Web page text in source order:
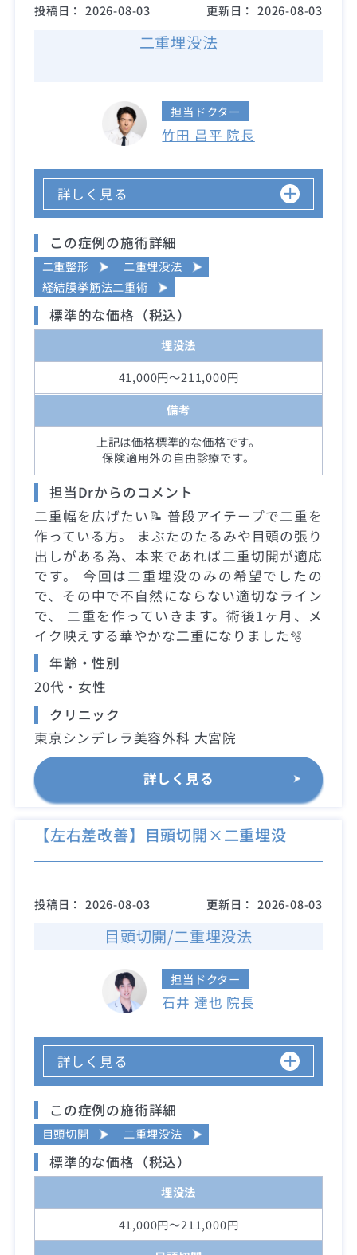
投稿日： 2026-08-03 更新日： 2026-08-03
二重埋没法
担当ドクター
竹田 昌平 院長
詳しく見る
この症例の施術詳細
二重整形
二重埋没法
経結膜挙筋法二重術
標準的な価格（税込）
埋没法
41,000円～211,000円
備考
上記は価格標準的な価格です。
保険適用外の自由診療です。
担当Drからのコメント
二重幅を広げたい📝 普段アイテープで二重を
作っている方。 まぶたのたるみや目頭の張り
出しがある為、本来であれば二重切開が適応
です。 今回は二重埋没のみの希望でしたの
で、その中で不自然にならない適切なライン
で、 二重を作っていきます。術後1ヶ月、メ
イク映えする華やかな二重になりました🫧
年齢・性別
20代・女性
クリニック
東京シンデレラ美容外科 大宮院
詳しく見る
【左右差改善】目頭切開×二重埋没
投稿日： 2026-08-03 更新日： 2026-08-03
目頭切開/二重埋没法
担当ドクター
石井 達也 院長
詳しく見る
この症例の施術詳細
目頭切開 二重埋没法
標準的な価格（税込）
埋没法
41,000円～211,000円